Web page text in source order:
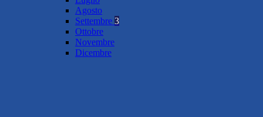
Agosto
Settembre 3
Ottobre
Novembre
Dicembre